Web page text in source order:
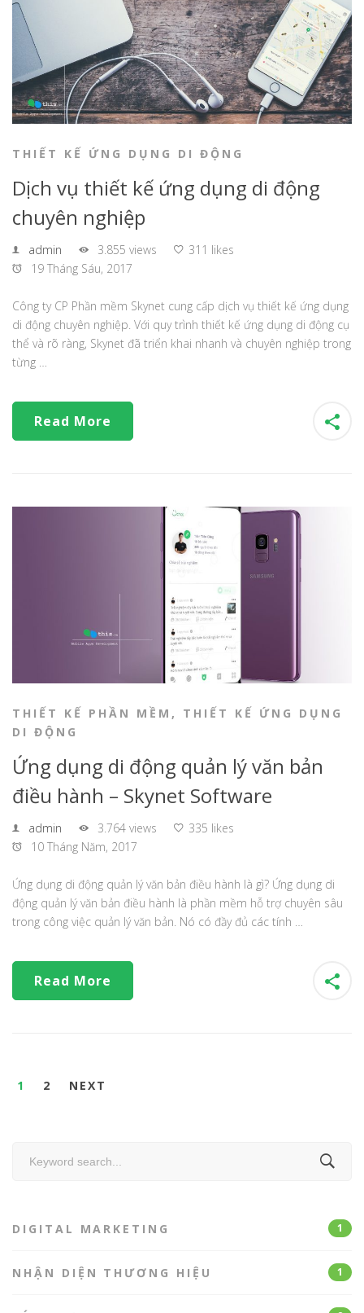
THIẾT KẾ ỨNG DỤNG DI ĐỘNG
Dịch vụ thiết kế ứng dụng di động
chuyên nghiệp
admin 3.855 views
311 likes
19 Tháng Sáu, 2017
Công ty CP Phần mềm Skynet cung cấp dịch vụ thiết kế ứng dụng
di động chuyên nghiệp. Với quy trình thiết kế ứng dụng di động cụ
thể và rõ ràng, Skynet đã triển khai nhanh và chuyên nghiệp trong
từng …
Read More
THIẾT KẾ PHẦN MỀM , THIẾT KẾ ỨNG DỤNG
DI ĐỘNG
Ứng dụng di động quản lý văn bản
điều hành – Skynet Software
admin 3.764 views
335 likes
10 Tháng Năm, 2017
Ứng dụng di động quản lý văn bản điều hành là gì? Ứng dụng di
động quản lý văn bản điều hành là phần mềm hỗ trợ chuyên sâu
trong công việc quản lý văn bản. Nó có đầy đủ các tính …
Read More
1 2 NEXT
DIGITAL MARKETING 1
NHẬN DIỆN THƯƠNG HIỆU 1